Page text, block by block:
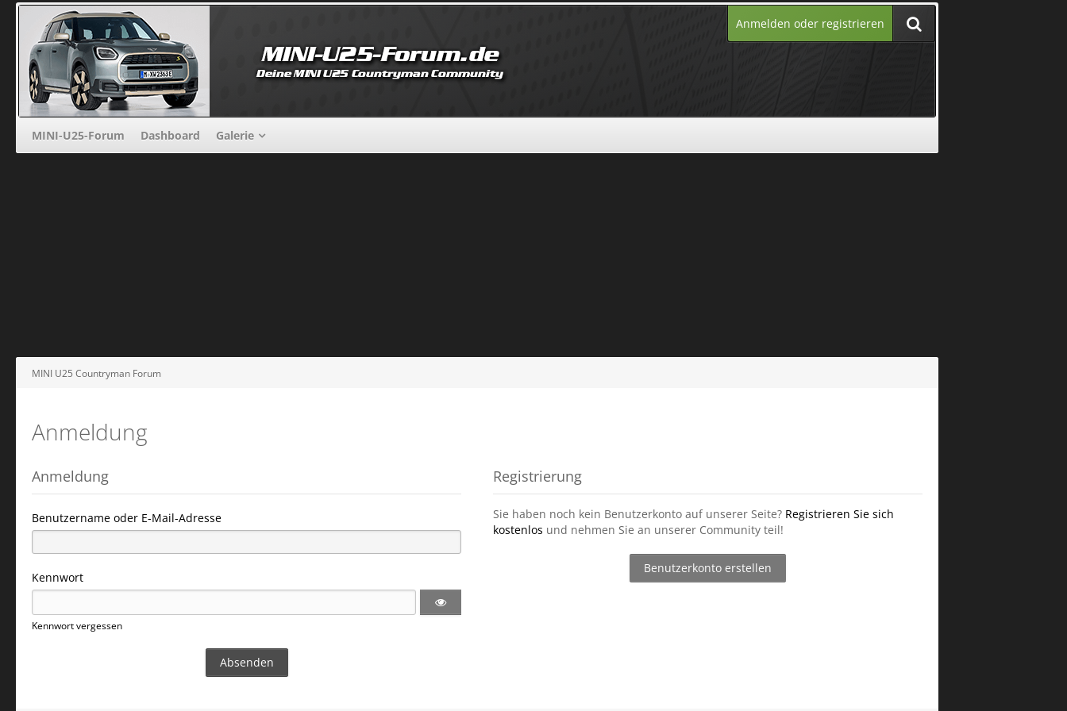
Anmelden oder registrieren
MINI-U25-Forum Dashboard Galerie
MINI U25 Countryman Forum
Anmeldung
Anmeldung
Benutzername oder E-Mail-Adresse
Kennwort
Kennwort vergessen
Registrierung
Sie haben noch kein Benutzerkonto auf unserer Seite? Registrieren Sie sich
kostenlos und nehmen Sie an unserer Community teil!
Benutzerkonto erstellen